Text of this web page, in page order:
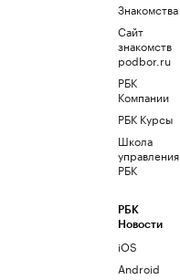
Знакомства
Сайт
знакомств
podbor.ru
РБК
Компании
РБК Курсы
Школа
управления
РБК
РБК
Новости
iOS
Android